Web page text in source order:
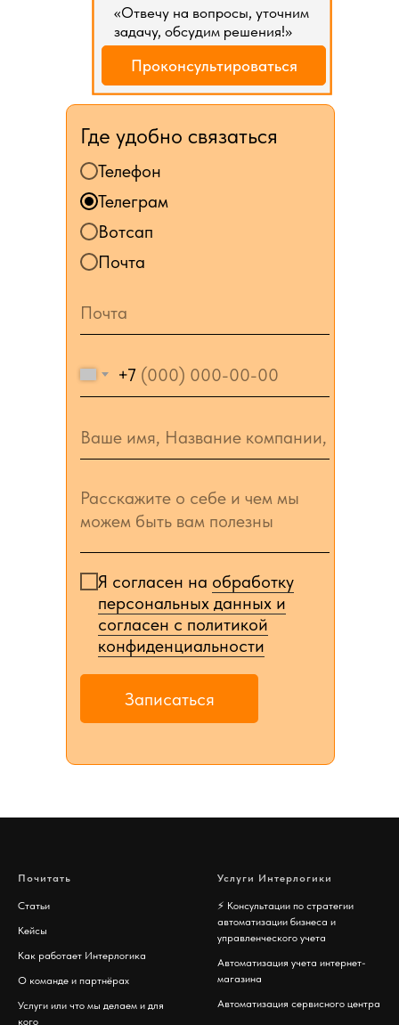
Где удобно связаться
Телефон
Телеграм
Вотсап
Почта
+7
Я согласен на обработку
персональных данных и
согласен c политикой
конфиденциальности
Записаться
«Отвечу на вопросы, уточним
задачу, обсудим решения!»
Проконсультироваться
Почитать
Статьи
Кейсы
Как работает Интерлогика
О команде и партнёрах
Услуги или что мы делаем и для
кого
Услуги Интерлогики
⚡️ Консультации по стратегии
автоматизации бизнеса и
управленческого учета
Автоматизация учета интернет-
магазина
Автоматизация сервисного центра